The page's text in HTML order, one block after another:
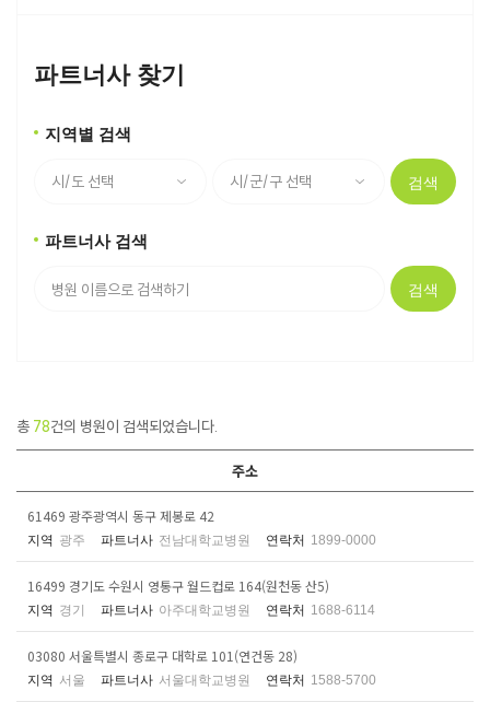
파트너사 찾기
지역별 검색
검색
파트너사 검색
검색
총 78건의 병원이 검색되었습니다.
주소
61469 광주광역시 동구 제봉로 42
지역 광주 파트너사 전남대학교병원 연락처 1899-0000
16499 경기도 수원시 영통구 월드컵로 164(원천동 산5)
지역 경기 파트너사 아주대학교병원 연락처 1688-6114
03080 서울특별시 종로구 대학로 101(연건동 28)
지역 서울 파트너사 서울대학교병원 연락처 1588-5700